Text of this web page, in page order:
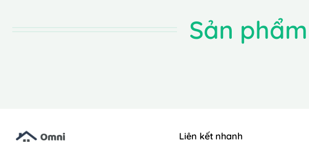
Sản
Liên kết nhanh